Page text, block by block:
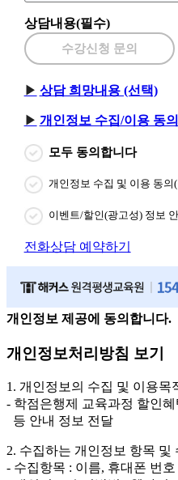
상담내용(필수)
수강신청 문의
상담 희망내용 (선택)
개인정보 수집/이용 동의
모두 동의합니다
개인정보 수집 및 이용 동의
이벤트/할인(광고성) 정보
전화상담 예약하기
개인정보 제공에 동의합니다.
개인정보처리방침 보기
1. 개인정보의 수집 및 이용목
- 학점은행제 교육과정 할인
등 안내 정보 전달
2. 수집하는 개인정보 항목 및
- 수집항목 : 이름, 휴대폰 번호